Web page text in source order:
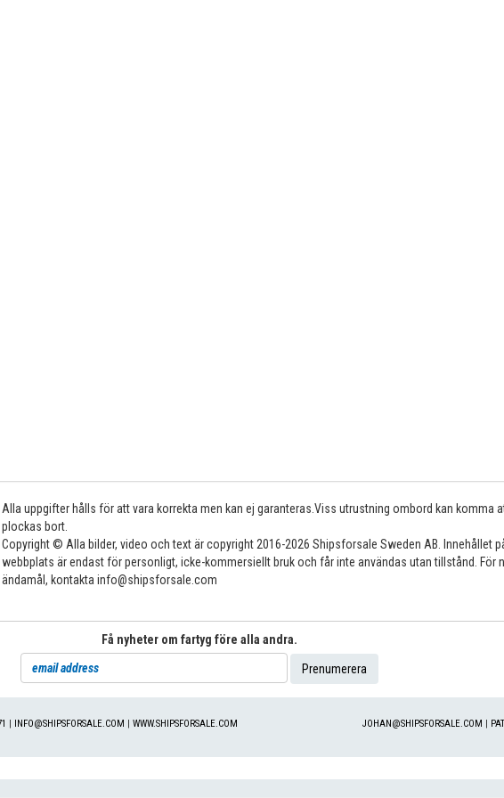
Alla uppgifter hålls för att vara korrekta men kan ej garanteras.Viss utrustning ombord kan komma
plockas bort.
Copyright © Alla bilder, video och text är copyright 2016-2026 Shipsforsale Sweden AB. Innehållet
webbplats är endast för personligt, icke-kommersiellt bruk och får inte användas utan tillstånd. För
ändamål, kontakta info@shipsforsale.com
Få nyheter om fartyg före alla andra.
INFO@SHIPSFORSALE.COM |WWW.SHIPSFORSALE.COM JOHAN@SHIPSFORSALE.COM